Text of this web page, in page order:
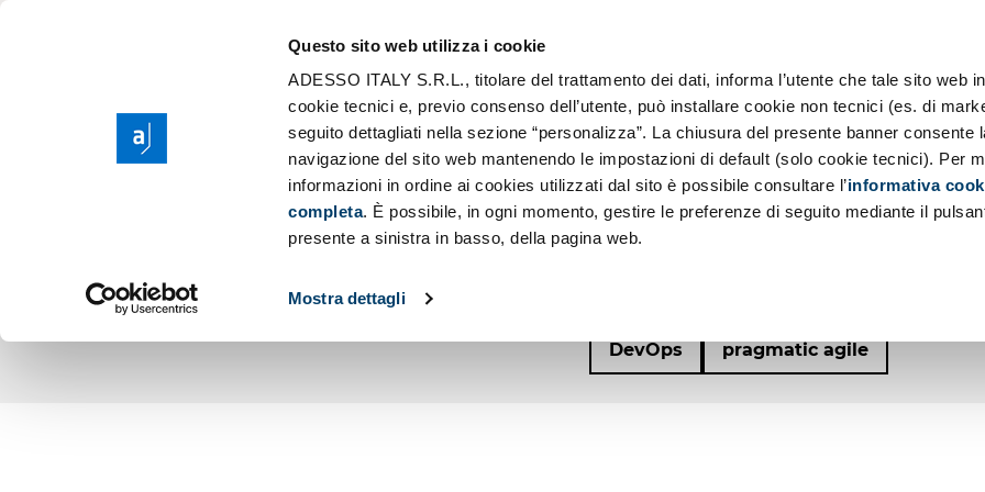
Questo sito web utilizza i cookie
ADESSO ITALY S.R.L., titolare del trattamento dei dati, informa l’utente che tale sito web
cookie tecnici e, previo consenso dell’utente, può installare cookie non tecnici (es. di
seguito dettagliati nella sezione “personalizza”. La chiusura del presente banner consente
navigazione del sito web mantenendo le impostazioni di default (solo cookie tecnici). Per
informazioni in ordine ai cookies utilizzati dal sito è possibile consultare l’informativa
completa. È possibile, in ogni momento, gestire le preferenze di seguito mediante il
presente a sinistra in basso, della pagina web.
Mostra dettagli
Cerca
Purpose, Valori e Principi
Responsabilità Sociale d'Impresa
Sponsorship
Scaling AI
Migrazione Cloud
Sviluppo Applicazioni Low Code
GIANLUIGI SINDACO
AGLI ITALIAN AGILE
DevOps pragmatic agile